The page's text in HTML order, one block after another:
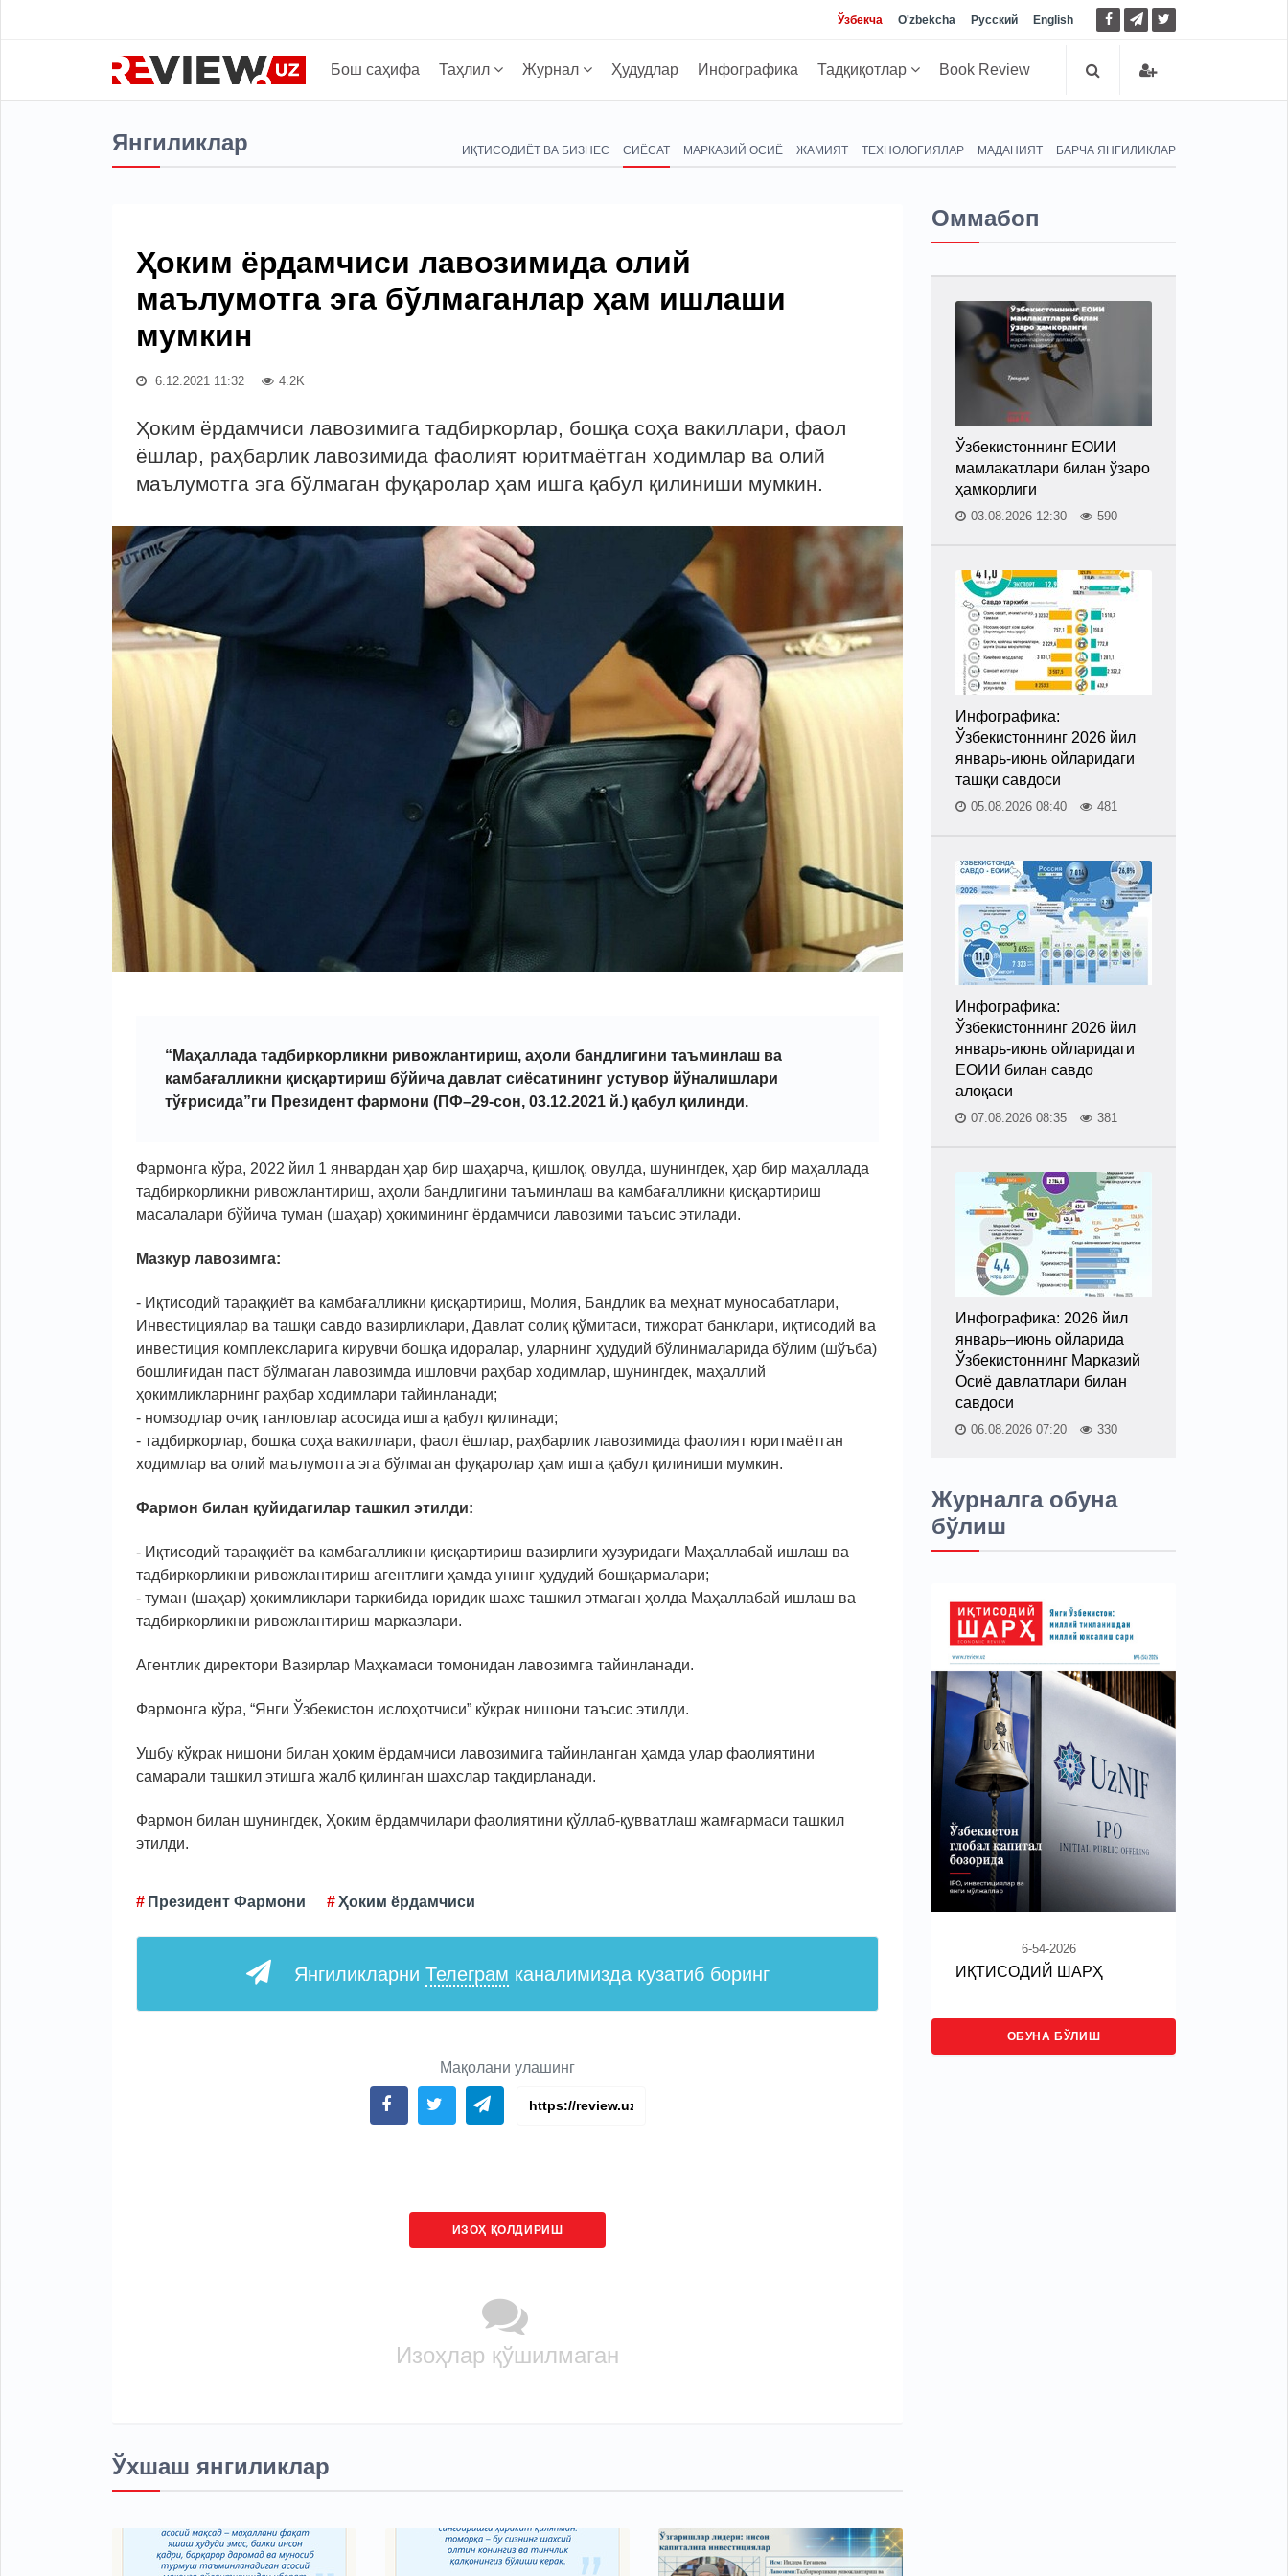
Ўзбекча O'zbekcha Русский English
Бош саҳифа Таҳлил Журнал Ҳудудлар Инфографика Тадқиқотлар Book Review
Янгиликлар ИҚТИСОДИЁТ ВА БИЗНЕС СИЁСАТ МАРКАЗИЙ ОСИЁ ЖАМИЯТ ТЕХНОЛОГИЯЛАР МАДАНИЯТ БАРЧА ЯНГИЛИКЛАР
Ҳоким ёрдамчиси лавозимида олий
маълумотга эга бўлмаганлар ҳам ишлаши
мумкин
6.12.2021 11:32 4.2K
Ҳоким ёрдамчиси лавозимига тадбиркорлар, бошқа соҳа вакиллари, фаол
ёшлар, раҳбарлик лавозимида фаолият юритмаётган ходимлар ва олий
маълумотга эга бўлмаган фуқаролар ҳам ишга қабул қилиниши мумкин.
“Маҳаллада тадбиркорликни ривожлантириш, аҳоли бандлигини таъминлаш ва
камбағалликни қисқартириш бўйича давлат сиёсатининг устувор йўналишлари
тўғрисида”ги Президент фармони (ПФ–29-сон, 03.12.2021 й.) қабул қилинди.
Фармонга кўра, 2022 йил 1 январдан ҳар бир шаҳарча, қишлоқ, овулда, шунингдек, ҳар бир маҳаллада
тадбиркорликни ривожлантириш, аҳоли бандлигини таъминлаш ва камбағалликни қисқартириш
масалалари бўйича туман (шаҳар) ҳокимининг ёрдамчиси лавозими таъсис этилади.
Мазкур лавозимга:
- Иқтисодий тараққиёт ва камбағалликни қисқартириш, Молия, Бандлик ва меҳнат муносабатлари,
Инвестициялар ва ташқи савдо вазирликлари, Давлат солиқ қўмитаси, тижорат банклари, иқтисодий ва
инвестиция комплексларига кирувчи бошқа идоралар, уларнинг ҳудудий бўлинмаларида бўлим (шўъба)
бошлиғидан паст бўлмаган лавозимда ишловчи раҳбар ходимлар, шунингдек, маҳаллий
ҳокимликларнинг раҳбар ходимлари тайинланади;
- номзодлар очиқ танловлар асосида ишга қабул қилинади;
- тадбиркорлар, бошқа соҳа вакиллари, фаол ёшлар, раҳбарлик лавозимида фаолият юритмаётган
ходимлар ва олий маълумотга эга бўлмаган фуқаролар ҳам ишга қабул қилиниши мумкин.
Фармон билан қуйидагилар ташкил этилди:
- Иқтисодий тараққиёт ва камбағалликни қисқартириш вазирлиги ҳузуридаги Маҳаллабай ишлаш ва
тадбиркорликни ривожлантириш агентлиги ҳамда унинг ҳудудий бошқармалари;
- туман (шаҳар) ҳокимликлари таркибида юридик шахс ташкил этмаган ҳолда Маҳаллабай ишлаш ва
тадбиркорликни ривожлантириш марказлари.
Агентлик директори Вазирлар Маҳкамаси томонидан лавозимга тайинланади.
Фармонга кўра, “Янги Ўзбекистон ислоҳотчиси” кўкрак нишони таъсис этилди.
Ушбу кўкрак нишони билан ҳоким ёрдамчиси лавозимига тайинланган ҳамда улар фаолиятини
самарали ташкил этишга жалб қилинган шахслар тақдирланади.
Фармон билан шунингдек, Ҳоким ёрдамчилари фаолиятини қўллаб-қувватлаш жамғармаси ташкил
этилди.
Президент Фармони Ҳоким ёрдамчиси
Янгиликларни Телеграм каналимизда кузатиб боринг
Мақолани улашинг
ИЗОҲ ҚОЛДИРИШ
Изоҳлар қўшилмаган
Ўхшаш янгиликлар
Оммабоп
Ўзбекистоннинг ЕОИИ
мамлакатлари билан ўзаро
ҳамкорлиги
03.08.2026 12:30 590
Инфографика:
Ўзбекистоннинг 2026 йил
январь-июнь ойларидаги
ташқи савдоси
05.08.2026 08:40 481
Инфографика:
Ўзбекистоннинг 2026 йил
январь-июнь ойларидаги
ЕОИИ билан савдо
алоқаси
07.08.2026 08:35 381
Инфографика: 2026 йил
январь–июнь ойларида
Ўзбекистоннинг Марказий
Осиё давлатлари билан
савдоси
06.08.2026 07:20 330
Журналга обуна
бўлиш
6-54-2026
ИҚТИСОДИЙ ШАРҲ
ОБУНА БЎЛИШ